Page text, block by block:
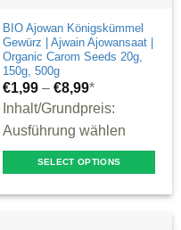
BIO Ajowan Königskümmel
Gewürz | Ajwain Ajowansaat |
Organic Carom Seeds 20g,
150g, 500g
€1,99 –€8,99*
Inhalt/Grundpreis:
Ausführung wählen
SELECT OPTIONS